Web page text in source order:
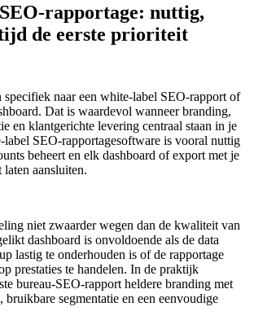
rapportage: nuttig,
de eerste prioriteit
specifiek naar een white-label SEO-rapport of
Dat is waardevol wanneer branding,
en klantgerichte levering centraal staan in je
label SEO-rapportagesoftware is vooral nuttig
beheert en elk dashboard of export met je
aansluiten.
niet zwaarder wegen dan de kwaliteit van
dashboard is onvoldoende als de data
lastig te onderhouden is of de rapportage
prestaties te handelen. In de praktijk
bureau-SEO-rapport heldere branding met
bruikbare segmentatie en een eenvoudige